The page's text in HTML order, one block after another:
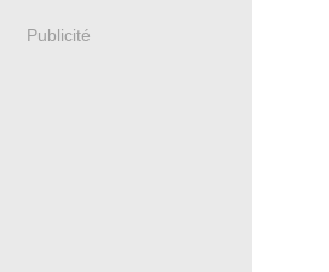
Publicité